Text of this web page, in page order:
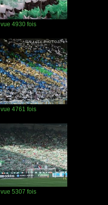
vue 4930 fois
vue 4761 fois
vue 5307 fois